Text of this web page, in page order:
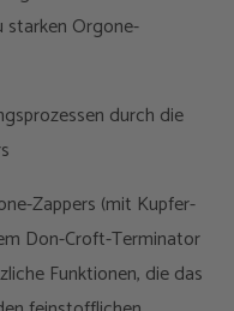
starken Orgone-
durch die
Zappers (mit Kupfer-
Don-Croft-Terminator
Funktionen, die das